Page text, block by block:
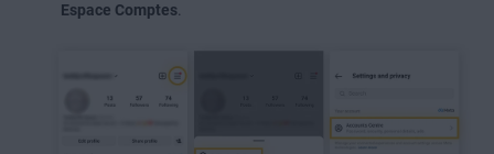
Espace Comptes.